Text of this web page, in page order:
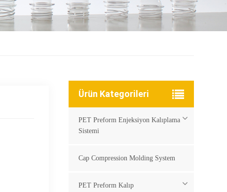
Ürün Kategorileri
PET Preform Enjeksiyon Kalıplama
Sistemi
Cap Compression Molding System
PET Preform Kalıp